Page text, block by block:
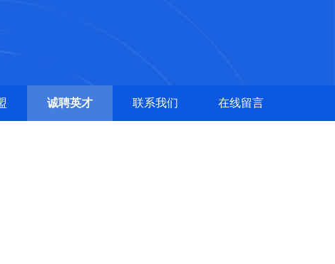
诚聘英才 联系我们 在线留言